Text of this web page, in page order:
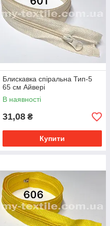
Блискавка спіральна Тип-5
65 см Айвері
В наявності
31,08 ₴
Купити